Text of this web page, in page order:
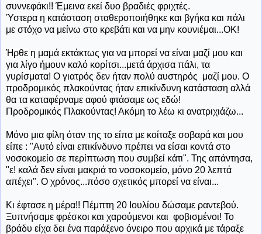
συννεφάκι!! Έμεινα εκεί δυο βραδιές φριχτές.
Ύστερα η κατάσταση σταθεροποιήθηκε και βγήκα και πάλι
με στόχο να μείνω στο κρεβάτι και να μην κουνιέμαι...ΟΚ!
Ήρθε η μαμά εκτάκτως για να μπορεί να είναι μαζί μου και
για λίγο ήμουν καλό κορίτσι...μετά άρχισα πάλι, τα
γυρίσματα! Ο γιατρός δεν ήταν πολύ αυστηρός μαζί μου. Ο
προδρομικός πλακούντας ήταν επικίνδυνη κατάσταση αλλά
θα τα καταφέρναμε αφού φτάσαμε ως εδώ!
Προδρομικός Πλακούντας! Ακόμη το λέω κι ανατριχιάζω...
Μόνο μια φίλη όταν της το είπα με κοίταξε σοβαρά και μου
είπε : "Αυτό είναι επικίνδυνο πρέπει να είσαι κοντά στο
νοσοκομείο σε περίπτωση που συμβεί κάτι". Της απάντησα,
"ε! καλά δεν είναι μακριά το νοσοκομείο, μόνο 20 λεπτά
απέχει". Ο χρόνος...πόσο σχετικός μπορεί να είναι...
Κι έφτασε η μέρα!! Πέμπτη 20 Ιουλίου δώσαμε ραντεβού.
Ξυπνήσαμε φρέσκοι και χαρούμενοι και φοβισμένοι! Το
βράδυ είχα δει ένα παράξενο όνειρο που αρχικά με τάραξε